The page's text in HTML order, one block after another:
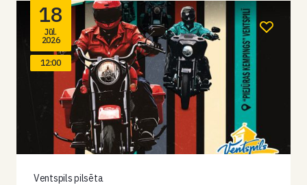
18
Jūl.
2026
12:00
Ventspils pilsēta